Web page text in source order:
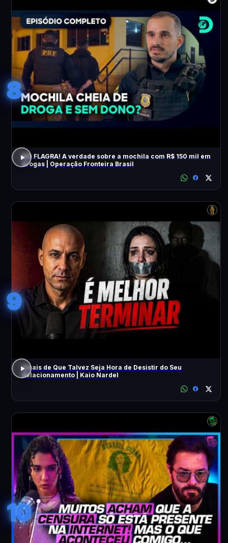
8
NO FLAGRA! A verdade sobre a mochila com R$ 150 mil em
drogas | Operação Fronteira Brasil
9
Sinais de Que Talvez Seja Hora de Desistir do Seu
Relacionamento | Kaio Nardel
10